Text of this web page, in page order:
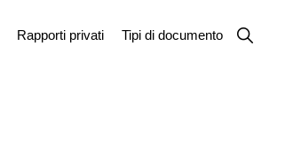
Rapporti privati Tipi di documento
Show
Search